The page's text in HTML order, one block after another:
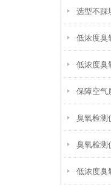
臭氧检测
臭氧检测